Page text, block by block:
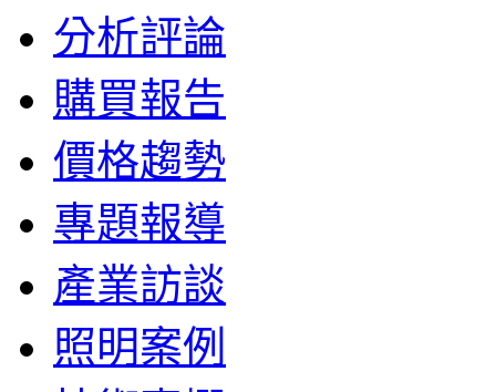
分析評論
購買報告
價格趨勢
專題報導
產業訪談
照明案例